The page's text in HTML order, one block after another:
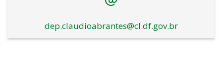
dep.claudioabrantes@cl.df.gov.br